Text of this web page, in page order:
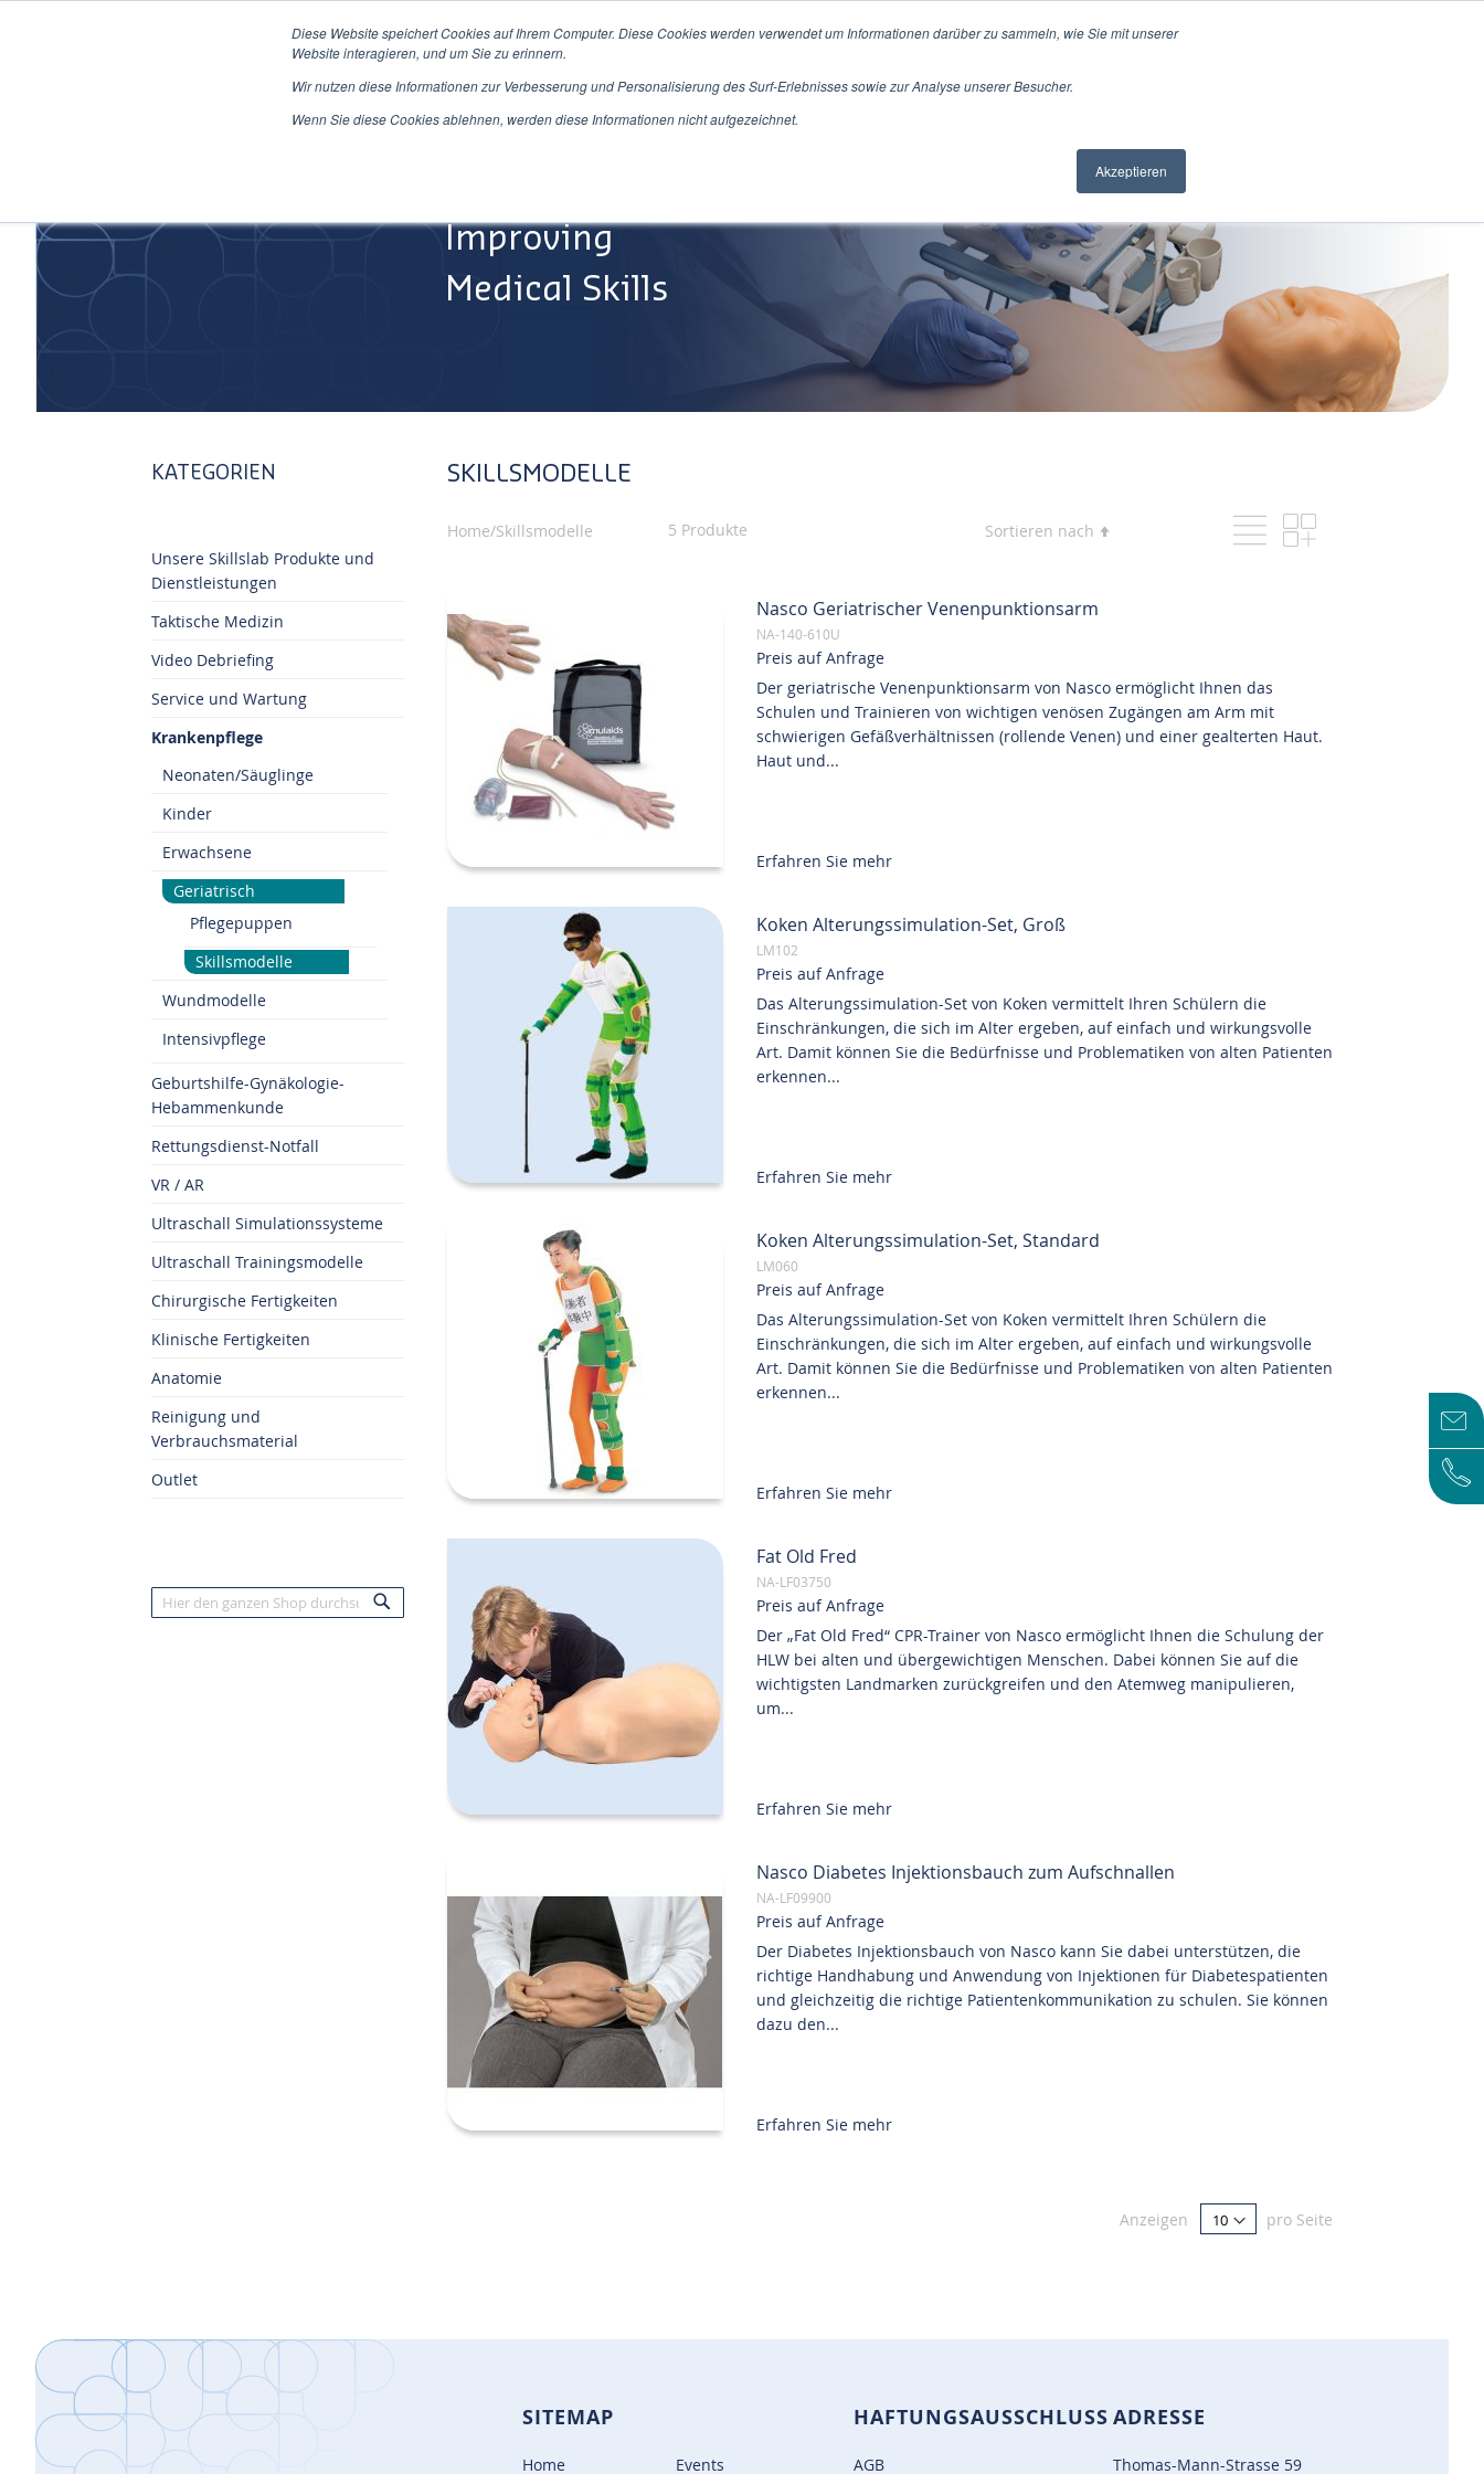
Diese Website speichert Cookies auf Ihrem Computer. Diese Cookies werden verwendet um Informationen darüber zu sammeln, wie Sie mit unserer
Website interagieren, und um Sie zu erinnern.
Wir nutzen diese Informationen zur Verbesserung und Personalisierung des Surf-Erlebnisses sowie zur Analyse unserer Besucher.
Wenn Sie diese Cookies ablehnen, werden diese Informationen nicht aufgezeichnet.
Akzeptieren
Home Produkte/Dienstleistungen Über Uns Service&Support Jobs
Improving
Medical Skills
SKILLSMODELLE
Home/Skillsmodelle 5 Produkte Sortieren nach
Ansicht
als
Liste Raster
Nasco Geriatrischer Venenpunktionsarm
NA-140-610U
Preis auf Anfrage
Der geriatrische Venenpunktionsarm von Nasco ermöglicht Ihnen das
Schulen und Trainieren von wichtigen venösen Zugängen am Arm mit
schwierigen Gefäßverhältnissen (rollende Venen) und einer gealterten Haut.
Haut und...
Erfahren Sie mehr
Koken Alterungssimulation-Set, Groß
LM102
Preis auf Anfrage
Das Alterungssimulation-Set von Koken vermittelt Ihren Schülern die
Einschränkungen, die sich im Alter ergeben, auf einfach und wirkungsvolle
Art. Damit können Sie die Bedürfnisse und Problematiken von alten Patienten
erkennen...
Erfahren Sie mehr
Koken Alterungssimulation-Set, Standard
LM060
Preis auf Anfrage
Das Alterungssimulation-Set von Koken vermittelt Ihren Schülern die
Einschränkungen, die sich im Alter ergeben, auf einfach und wirkungsvolle
Art. Damit können Sie die Bedürfnisse und Problematiken von alten Patienten
erkennen...
Erfahren Sie mehr
Fat Old Fred
NA-LF03750
Preis auf Anfrage
Der „Fat Old Fred“ CPR-Trainer von Nasco ermöglicht Ihnen die Schulung der
HLW bei alten und übergewichtigen Menschen. Dabei können Sie auf die
wichtigsten Landmarken zurückgreifen und den Atemweg manipulieren,
um...
Erfahren Sie mehr
Nasco Diabetes Injektionsbauch zum Aufschnallen
NA-LF09900
Preis auf Anfrage
Der Diabetes Injektionsbauch von Nasco kann Sie dabei unterstützen, die
richtige Handhabung und Anwendung von Injektionen für Diabetespatienten
und gleichzeitig die richtige Patientenkommunikation zu schulen. Sie können
dazu den...
Erfahren Sie mehr
Anzeigen pro Seite
KATEGORIEN
Unsere Skillslab Produkte und
Dienstleistungen
Taktische Medizin
Video Debriefing
Service und Wartung
Krankenpflege
Neonaten/Säuglinge
Kinder
Erwachsene
Geriatrisch
Pflegepuppen
Skillsmodelle
Wundmodelle
Intensivpflege
Geburtshilfe-Gynäkologie-
Hebammenkunde
Rettungsdienst-Notfall
VR / AR
Ultraschall Simulationssysteme
Ultraschall Trainingsmodelle
Chirurgische Fertigkeiten
Klinische Fertigkeiten
Anatomie
Reinigung und
Verbrauchsmaterial
Outlet
Suche
SITEMAP
Home Events
HAFTUNGSAUSSCHLUSS
AGB
ADRESSE
Thomas-Mann-Strasse 59